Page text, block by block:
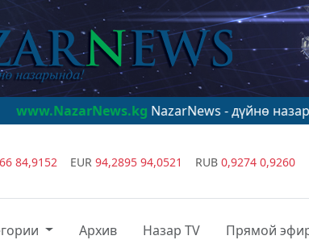
NazarNews - дүйнө назарында!
84,9152 EUR 94,2895 94,0521 RUB 0,9274 0,9260
Архив Назар TV Прямой